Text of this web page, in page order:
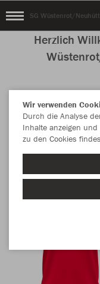
SG Wüstenrot/
Herzlich
Nachhaltig
Wir verwenden
Durch die Analyse
Inhalte anzeigen
zu den Cookies